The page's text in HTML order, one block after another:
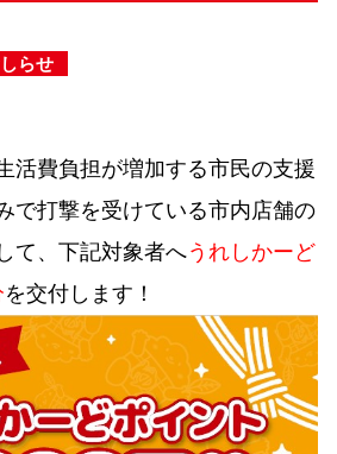
らせ
活費負担が増加する市民の支援
で打撃を受けている市内店舗の
て、下記対象者へうれしかーど
を交付します！